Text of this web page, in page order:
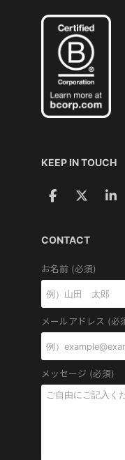
KEEP IN TOUCH
CONTACT
お名前 (必須)
メールアドレス (必
メッセージ (必須)